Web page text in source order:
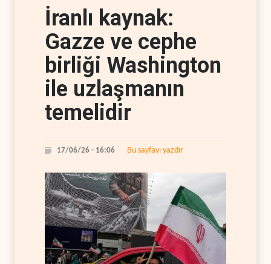
İranlı kaynak:
Gazze ve cephe
birliği Washington
ile uzlaşmanın
temelidir
17/06/26 - 16:06 Bu sayfayı yazdır